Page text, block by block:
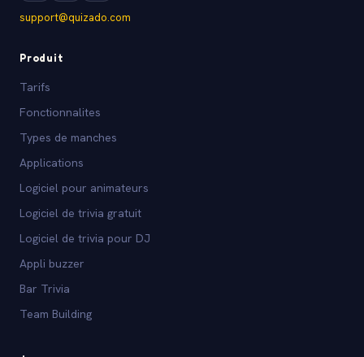
support@quizado.com
Produit
Tarifs
Fonctionnalites
Types de manches
Applications
Logiciel pour animateurs
Logiciel de trivia gratuit
Logiciel de trivia pour DJ
Appli buzzer
Bar Trivia
Team Building